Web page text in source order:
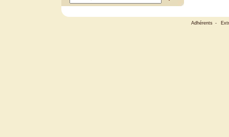
Adhérents -